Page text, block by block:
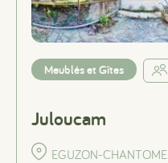
Meublés et Gîtes
Juloucam
EGUZON-CHANTOME